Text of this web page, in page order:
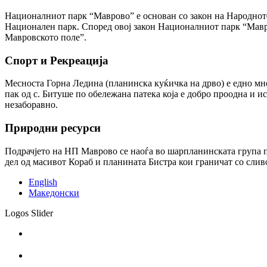
Националниот парк “Маврово” е основан со закон на
Национален парк. Според овој закон Националниот парк
Мавровското поле”.
Спорт и Рекреација
Месноста Горна Ледина (планинска куќичка на дрво) е едно
пак од с. Битуше по обележана патека која е добро проодна и
незаборавно.
Природни ресурси
Подрачјето на НП Маврово се наоѓа во шарпланинската
дел од масивот Кораб и планината Бистра кои граничат со
English
Македонски
Logos Slider